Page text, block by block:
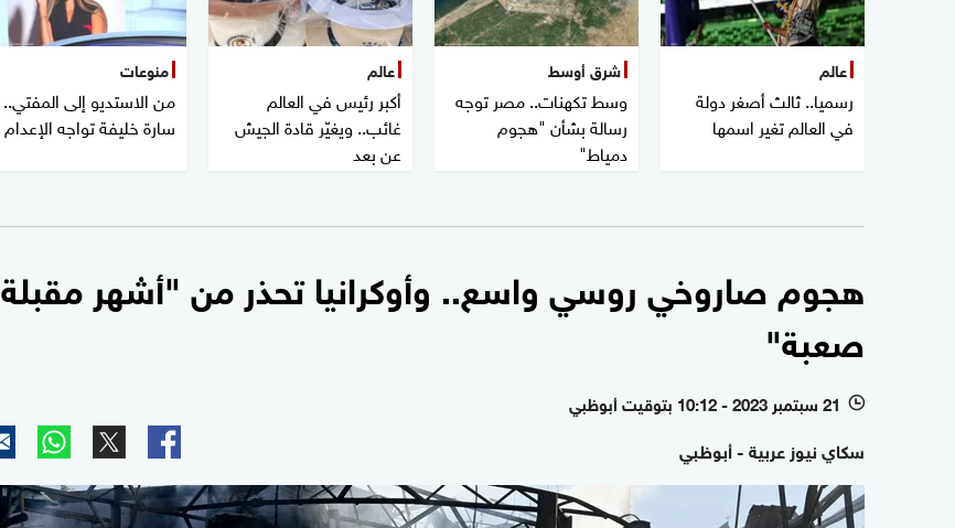
عالم
رسميا.. ثالث أصغر دولة
في العالم تغير اسمها
شرق أوسط
وسط تكهنات.. مصر توجه
رسالة بشأن "هجوم
دمياط"
عالم
أكبر رئيس في العالم
غائب.. ويغيّر قادة الجيش
عن بعد
منوعات
من الاستديو إلى المفتي..
سارة خليفة تواجه الإعدام
هجوم صاروخي روسي واسع.. وأوكرانيا تحذر من "أشهر مقبلة
صعبة"
l 21 سبتمبر 2023 - 10:12 بتوقيت أبوظبي
سكاي نيوز عربية - أبوظبي